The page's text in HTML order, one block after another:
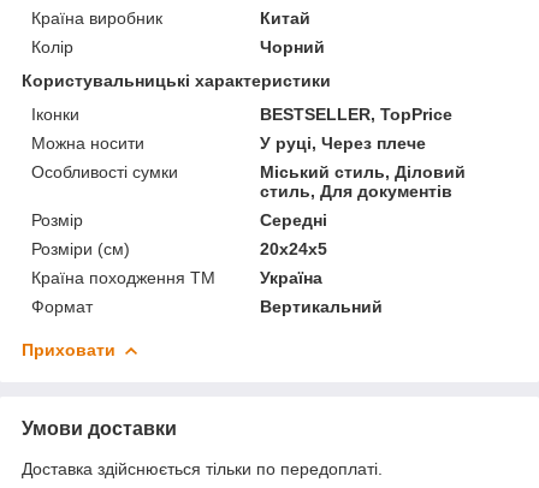
Країна виробник
Китай
Колір
Чорний
Користувальницькі характеристики
Іконки
BESTSELLER, TopPrice
Можна носити
У руці, Через плече
Особливості сумки
Міський стиль, Діловий
стиль, Для документів
Розмір
Середні
Розміри (см)
20х24х5
Країна походження ТМ
Україна
Формат
Вертикальний
Приховати
Умови доставки
Доставка здійснюється тільки по передоплаті.